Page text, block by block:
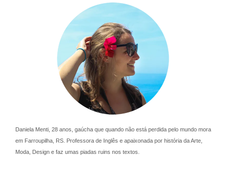
Daniela Menti, 28 anos, gaúcha que quando não está perdida pelo mundo mora
em Farroupilha, RS. Professora de Inglês e apaixonada por história da Arte,
Moda, Design e faz umas piadas ruins nos textos.